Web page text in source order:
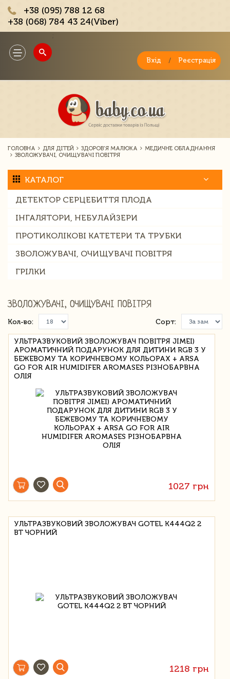
+38 (095) 788 12 68
+38 (068) 784 43 24(Viber)
Toggle
navigation
Вхід / Реєстрація
ГОЛОВНА ДЛЯ ДІТЕЙ ЗДОРОВ'Я МАЛЮКА
МЕДИЧНЕ ОБЛАДНАННЯ
ЗВОЛОЖУВАЧІ, ОЧИЩУВАЧІ ПОВІТРЯ
КАТАЛОГ
ДЕТЕКТОР СЕРЦЕБИТТЯ ПЛОДА
ІНГАЛЯТОРИ, НЕБУЛАЙЗЕРИ
ПРОТИКОЛІКОВІ КАТЕТЕРИ ТА ТРУБКИ
ЗВОЛОЖУВАЧІ, ОЧИЩУВАЧІ ПОВІТРЯ
ГРІЛКИ
ЗВОЛОЖУВАЧІ, ОЧИЩУВАЧІ ПОВІТРЯ
Кол-во: Сорт:
УЛЬТРАЗВУКОВИЙ ЗВОЛОЖУВАЧ ПОВІТРЯ JIMEI)
АРОМАТИЧНИЙ ПОДАРУНОК ДЛЯ ДИТИНИ RGB 3 У
БЕЖЕВОМУ ТА КОРИЧНЕВОМУ КОЛЬОРАХ + ARSA
GO FOR AIR HUMIDIFER AROMASES РІЗНОБАРВНА
ОЛІЯ
1027 грн
УЛЬТРАЗВУКОВИЙ ЗВОЛОЖУВАЧ GOTEL K444Q2 2
ВТ ЧОРНИЙ
1218 грн